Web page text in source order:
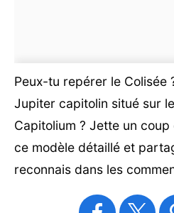
Peux-tu repérer le Colisée
Jupiter capitolin situé sur
Capitolium ? Jette un coup
ce modèle détaillé et
reconnais dans les